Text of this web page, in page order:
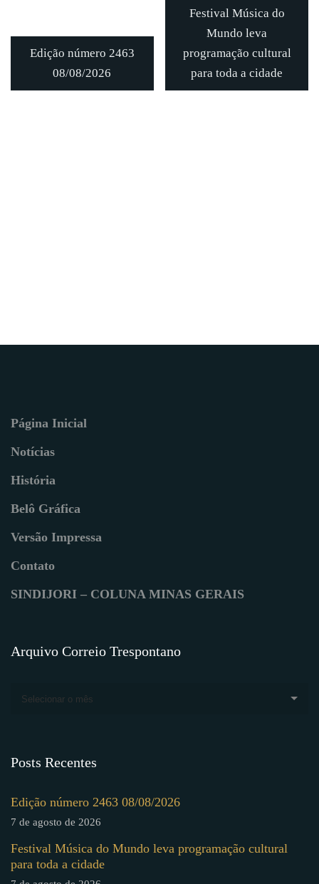
Edição número 2463
08/08/2026
Festival Música do
Mundo leva
programação cultural
para toda a cidade
Página Inicial
Notícias
História
Belô Gráfica
Versão Impressa
Contato
SINDIJORI – COLUNA MINAS GERAIS
Arquivo Correio Trespontano
Selecionar o mês
Posts Recentes
Edição número 2463 08/08/2026
7 de agosto de 2026
Festival Música do Mundo leva programação cultural
para toda a cidade